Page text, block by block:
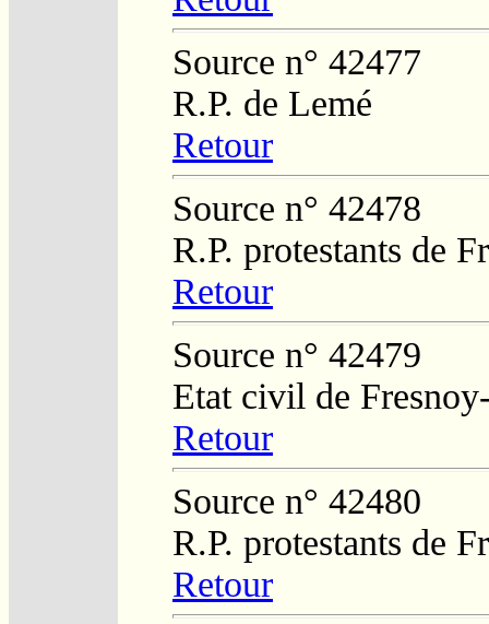
Source n° 42477
R.P. de Lemé
Retour
Source n° 42478
R.P. protestants de
Retour
Source n° 42479
Etat civil de
Retour
Source n° 42480
R.P. protestants de
Retour